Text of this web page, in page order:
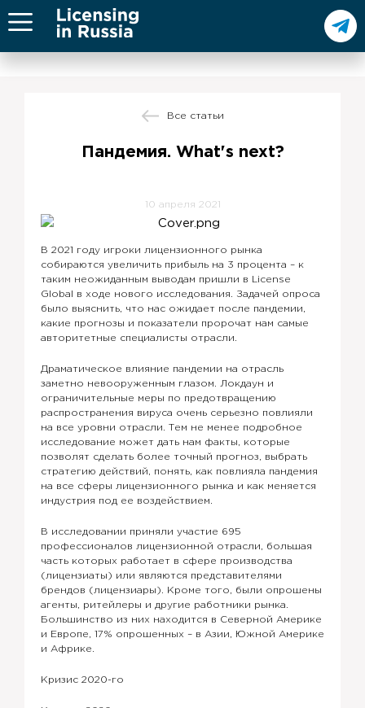
Все статьи
Пандемия. What's next?
10 апреля 2021
В 2021 году игроки лицензионного рынка
собираются увеличить прибыль на 3 процента – к
таким неожиданным выводам пришли в License
Global в ходе нового исследования. Задачей опроса
было выяснить, что нас ожидает после пандемии,
какие прогнозы и показатели пророчат нам самые
авторитетные специалисты отрасли.
Драматическое влияние пандемии на отрасль
заметно невооруженным глазом. Локдаун и
ограничительные меры по предотвращению
распространения вируса очень серьезно повлияли
на все уровни отрасли. Тем не менее подробное
исследование может дать нам факты, которые
позволят сделать более точный прогноз, выбрать
стратегию действий, понять, как повлияла пандемия
на все сферы лицензионного рынка и как меняется
индустрия под ее воздействием.
В исследовании приняли участие 695
профессионалов лицензионной отрасли, большая
часть которых работает в сфере производства
(лицензиаты) или являются представителями
брендов (лицензиары). Кроме того, были опрошены
агенты, ритейлеры и другие работники рынка.
Большинство из них находится в Северной Америке
и Европе, 17% опрошенных – в Азии, Южной Америке
и Африке.
Кризис 2020-го